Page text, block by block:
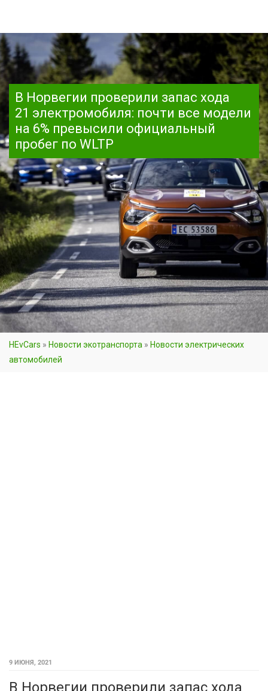
В Норвегии проверили запас хода
21 электромобиля: почти все модели
на 6% превысили официальный
пробег по WLTP
HEvCars » Новости экотранспорта » Новости электрических
автомобилей
9 ИЮНЯ, 2021
В Норвегии проверили запас хода